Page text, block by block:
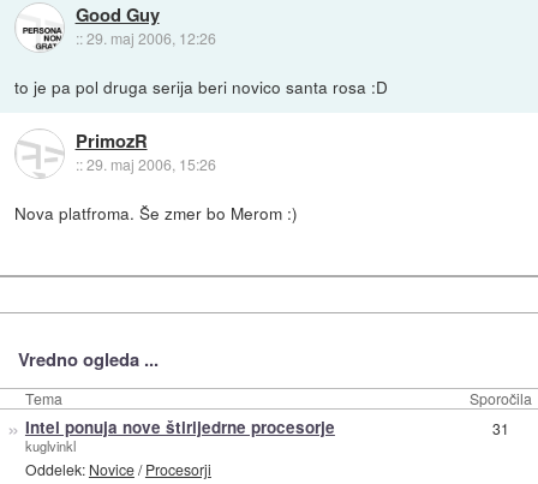
Good Guy
::29. maj 2006, 12:26
to je pa pol druga serija beri novico santa rosa :D
PrimozR
::29. maj 2006, 15:26
Nova platfroma. Še zmer bo Merom :)
Vredno ogleda ...
Tema Sporočila
» Intel ponuja nove štirijedrne procesorje
kuglvinkl
Oddelek: Novice/Procesorji
31